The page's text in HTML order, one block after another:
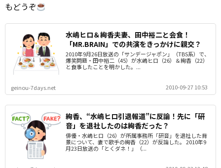
もどうぞ
水嶋ヒロ＆絢香夫妻、田中裕二と会食！
「MR.BRAIN」での共演をきっかけに親交？
2010年9月26日放送の「サンデージャポン」（TBS系）で、
爆笑問題・田中裕二（45）が水嶋ヒロ（26）＆絢香（22）
と食事したことを明かした。...
geinou-7days.net 2010-09-27 10:53
絢香、“水嶋ヒロ引退報道”に反論！先に「研
音」を退社したのは絢香だった？
俳優・水嶋ヒロ（26）が所属事務所「研音」を退社した背
景について、妻で歌手の絢香（22）が反論した。 2010年9
月23日放送の「とくダネ！」（...